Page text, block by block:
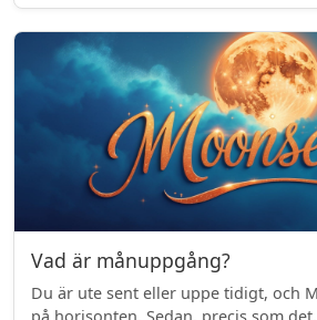
Vad är månuppgång?
Du är ute sent eller uppe tidigt, och